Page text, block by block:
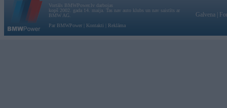
Vortāls BMWPower.lv darbojas
kopš 2002. gada 14. maija. Tas nav auto klubs un nav saistīts ar
BMW AG.
Par BMWPower
Kontakti Reklāma
Galvena